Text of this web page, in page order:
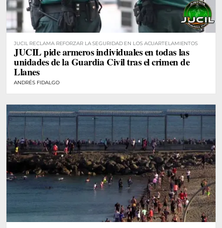
JUCIL RECLAMA REFORZAR LA SEGURIDAD EN LOS ACUARTELAMIENTOS
JUCIL pide armeros individuales en todas las
unidades de la Guardia Civil tras el crimen de
Llanes
ANDRÉS FIDALGO